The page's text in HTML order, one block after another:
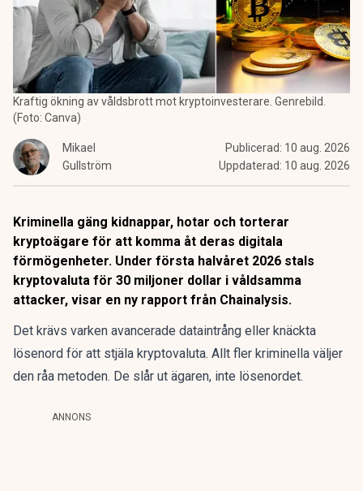
Kraftig ökning av våldsbrott mot kryptoinvesterare. Genrebild.
(Foto: Canva)
Mikael
Gullström
Publicerad: 10 aug. 2026
Uppdaterad: 10 aug. 2026
Kriminella gäng kidnappar, hotar och torterar
kryptoägare för att komma åt deras digitala
förmögenheter. Under första halvåret 2026 stals
kryptovaluta för 30 miljoner dollar i våldsamma
attacker, visar en ny rapport från Chainalysis.
Det krävs varken avancerade dataintrång eller knäckta
lösenord för att stjäla kryptovaluta. Allt fler kriminella väljer
den råa metoden. De slår ut ägaren, inte lösenordet.
ANNONS